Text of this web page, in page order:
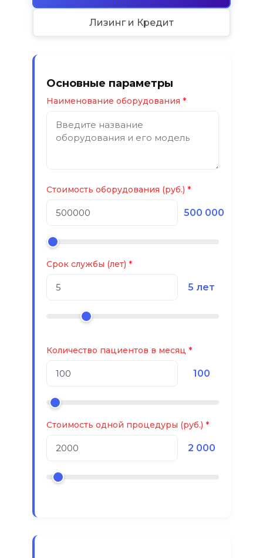
Лизинг и Кредит
Основные параметры
Наименование оборудования
Стоимость оборудования (руб.)
500 000
Срок службы (лет)
5 лет
Количество пациентов в месяц
100
Стоимость одной процедуры (руб.)
2 000